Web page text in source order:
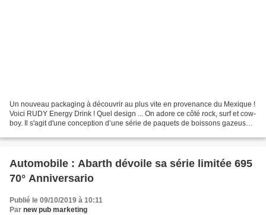
Un nouveau packaging à découvrir au plus vite en provenance du Mexique !
Voici RUDY Energy Drink ! Quel design ... On adore ce côté rock, surf et cow-
boy. Il s'agit d'une conception d’une série de paquets de boissons gazeuses
Automobile : Abarth dévoile sa série limitée 695
70° Anniversario
Publié le 09/10/2019 à 10:11
Par new pub marketing